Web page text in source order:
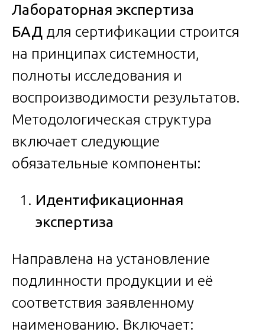
Лабораторная экспертиза
БАД для сертификации строится
на принципах системности,
полноты исследования и
воспроизводимости результатов.
Методологическая структура
включает следующие
обязательные компоненты:
Идентификационная
экспертиза
Направлена на установление
подлинности продукции и её
соответствия заявленному
наименованию. Включает: